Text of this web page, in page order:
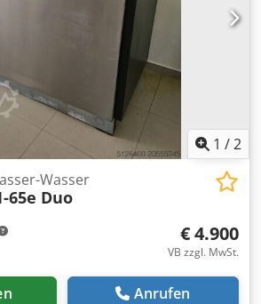
1 /2
Wasser
65e Duo
€ 4.900
VB zzgl. MwSt.
Anrufen